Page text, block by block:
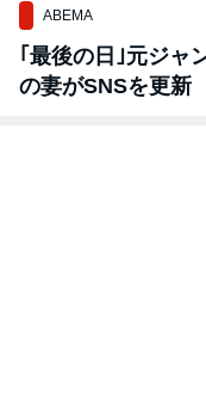
ABEMA
｢最後の日｣元ジャ
の妻がSNSを更新